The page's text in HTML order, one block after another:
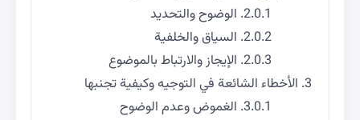
الوضوح والتحديد
السياق والخلفية
الإيجاز والارتباط بالموضوع
الأخطاء الشائعة في التوجيه وكيفية تجنبها
الغموض وعدم الوضوح